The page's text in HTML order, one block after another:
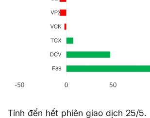
Tính đến hết phiên giao dịch 25/5.